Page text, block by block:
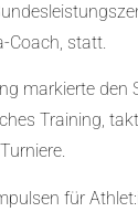
Coach, statt.
markierte
Training,
für